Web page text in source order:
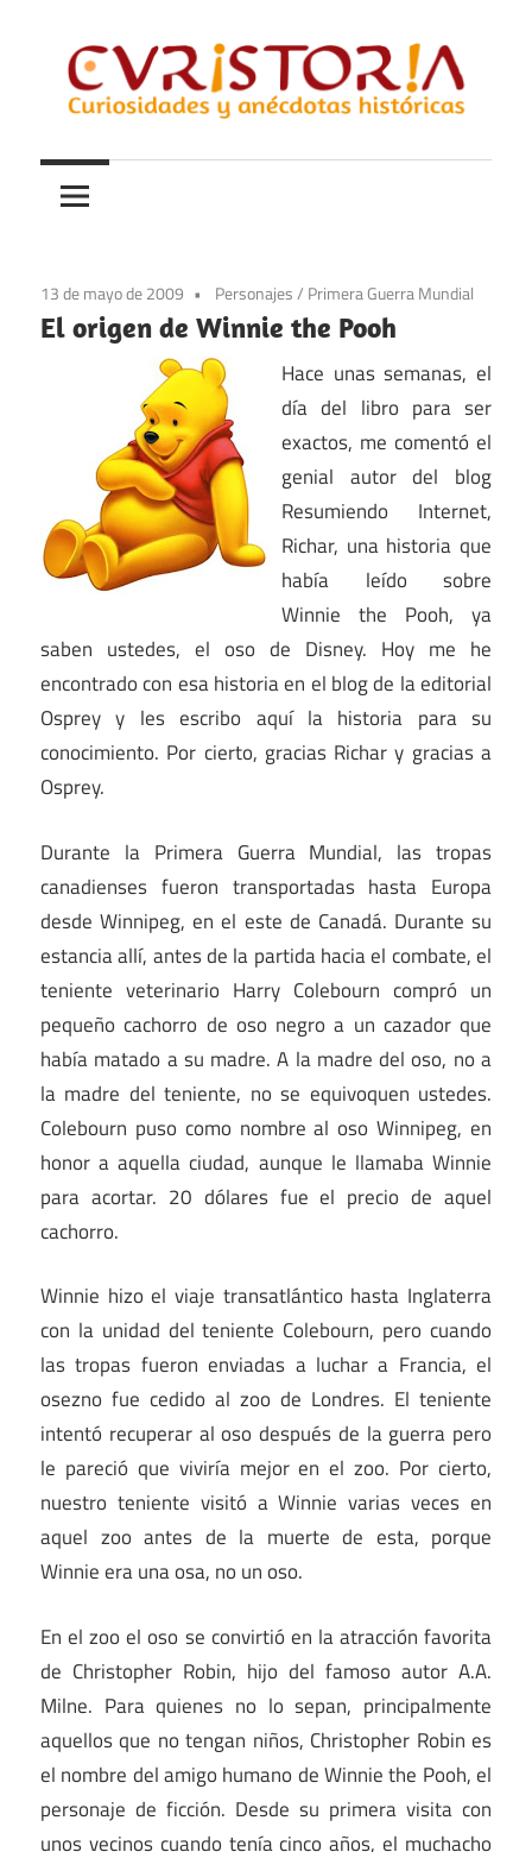
contenido
Curistoria
y
anécdotas
historia
13 de mayo de 2009 Personajes/ Primera Guerra Mundial
El origen de Winnie the Pooh
Hace unas semanas, el
día del libro para ser
exactos, me comentó el
genial autor del blog
Resumiendo Internet,
Richar, una historia que
había leído sobre
Winnie the Pooh, ya
saben ustedes, el oso de Disney. Hoy me he
encontrado con esa historia en el blog de la editorial
Osprey y les escribo aquí la historia para su
conocimiento. Por cierto, gracias Richar y gracias a
Osprey.
Durante la Primera Guerra Mundial, las tropas
canadienses fueron transportadas hasta Europa
desde Winnipeg, en el este de Canadá. Durante su
estancia allí, antes de la partida hacia el combate, el
teniente veterinario Harry Colebourn compró un
pequeño cachorro de oso negro a un cazador que
había matado a su madre. A la madre del oso, no a
la madre del teniente, no se equivoquen ustedes.
Colebourn puso como nombre al oso Winnipeg, en
honor a aquella ciudad, aunque le llamaba Winnie
para acortar. 20 dólares fue el precio de aquel
cachorro.
Winnie hizo el viaje transatlántico hasta Inglaterra
con la unidad del teniente Colebourn, pero cuando
las tropas fueron enviadas a luchar a Francia, el
osezno fue cedido al zoo de Londres. El teniente
intentó recuperar al oso después de la guerra pero
le pareció que viviría mejor en el zoo. Por cierto,
nuestro teniente visitó a Winnie varias veces en
aquel zoo antes de la muerte de esta, porque
Winnie era una osa, no un oso.
En el zoo el oso se convirtió en la atracción favorita
de Christopher Robin, hijo del famoso autor A.A.
Milne. Para quienes no lo sepan, principalmente
aquellos que no tengan niños, Christopher Robin es
el nombre del amigo humano de Winnie the Pooh, el
personaje de ficción. Desde su primera visita con
unos vecinos cuando tenía cinco años, el muchacho